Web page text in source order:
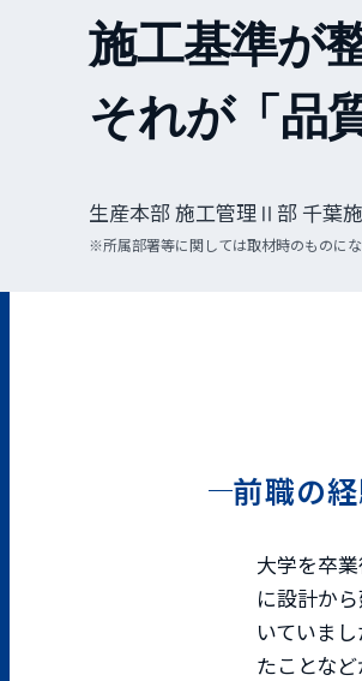
施工基準が
それが「品
生産本部 施工管理Ⅱ部 千葉
※所属部署等に関しては取材時のものに
前職の
大学を卒
に設計か
いていま
たことな